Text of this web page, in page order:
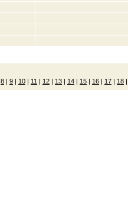
8 | 9 | 10 | 11 | 12 | 13 | 14 | 15 | 16 | 17 | 18 |